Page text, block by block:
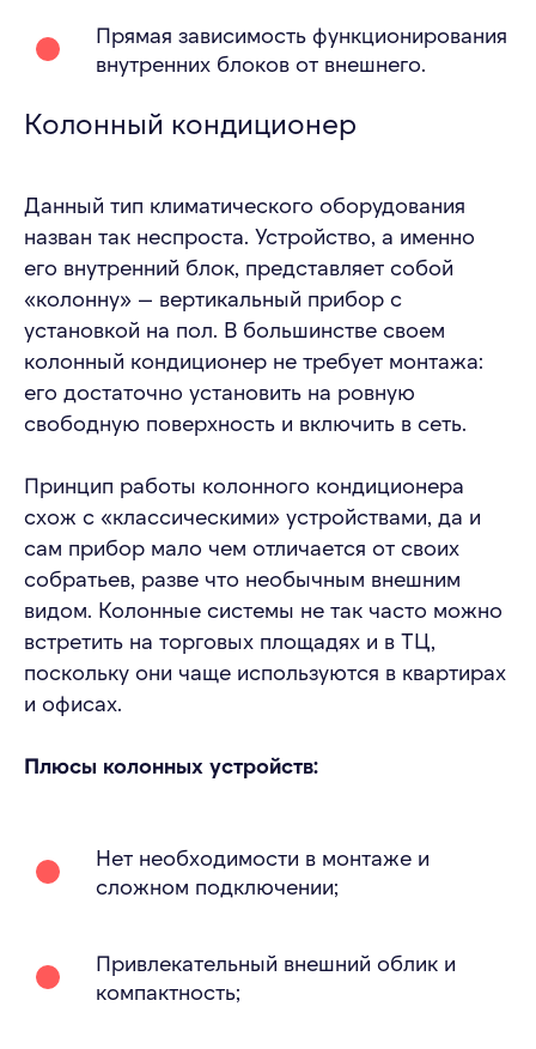
Прямая зависимость функционирования
внутренних блоков от внешнего.
Колонный кондиционер
Данный тип климатического оборудования
назван так неспроста. Устройство, а именно
его внутренний блок, представляет собой
«колонну» — вертикальный прибор с
установкой на пол. В большинстве своем
колонный кондиционер не требует монтажа:
его достаточно установить на ровную
свободную поверхность и включить в сеть.
Принцип работы колонного кондиционера
схож с «классическими» устройствами, да и
сам прибор мало чем отличается от своих
собратьев, разве что необычным внешним
видом. Колонные системы не так часто можно
встретить на торговых площадях и в ТЦ,
поскольку они чаще используются в квартирах
и офисах.
Плюсы колонных устройств:
Нет необходимости в монтаже и
сложном подключении;
Привлекательный внешний облик и
компактность;